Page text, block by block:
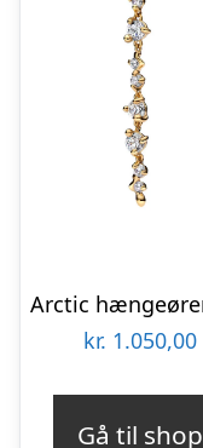
kr. 1.050,00
Gå til shop